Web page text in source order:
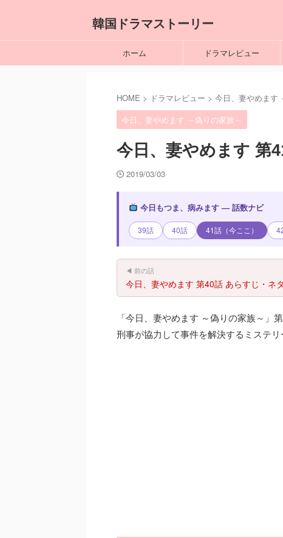
韓国ドラマストーリー
ホーム ドラマレビュー
HOME > ドラマレビュー > 今日、妻やめます
今日、妻やめます ～偽りの家族～
今日、妻やめます 第
2019/03/03
今日もつま、病みます — 話数ナビ
39話 40話 41話（今ここ）
◀ 前の話
今日、妻やめます 第40話 あらすじ・ネ
「今日、妻やめます ～偽りの家族～」
刑事が協力して事件を解決するミステリ